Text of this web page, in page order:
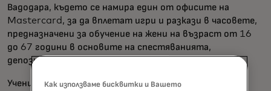
Вадодара, където се намира един от офисите на
Mastercard, за да вплетат игри и разкази в часовете,
предназначени за обучение на жени на възраст от 16
до 67 години в основите на спестяванията,
депозитите и държавните програми.
Учениците се насърчават да водят децата си на
Как използваме бисквитки и Вашето